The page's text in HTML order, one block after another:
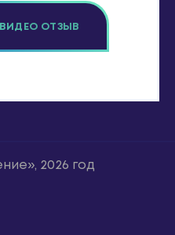
ОТЗЫВ
2026 год